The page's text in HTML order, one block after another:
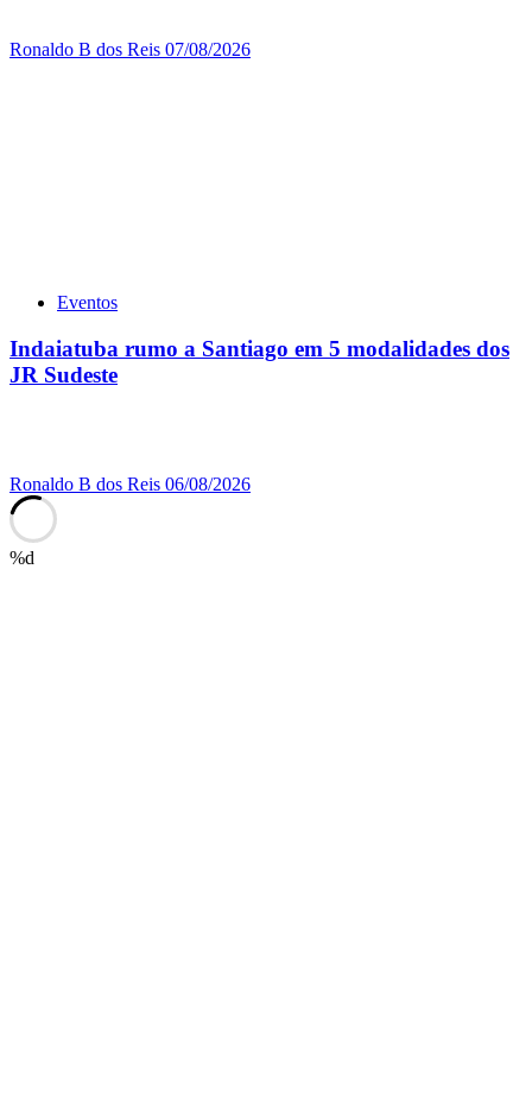
Ronaldo B dos Reis 07/08/2026
Eventos
Indaiatuba rumo a Santiago em 5 modalidades dos
JR Sudeste
Ronaldo B dos Reis 06/08/2026
%d